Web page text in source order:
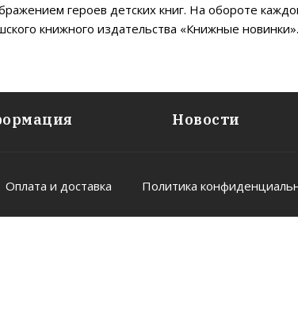
героев детских книг. На обороте
книжного издательства «Книжные новинки».
Новости
Оплата и доставка Политика